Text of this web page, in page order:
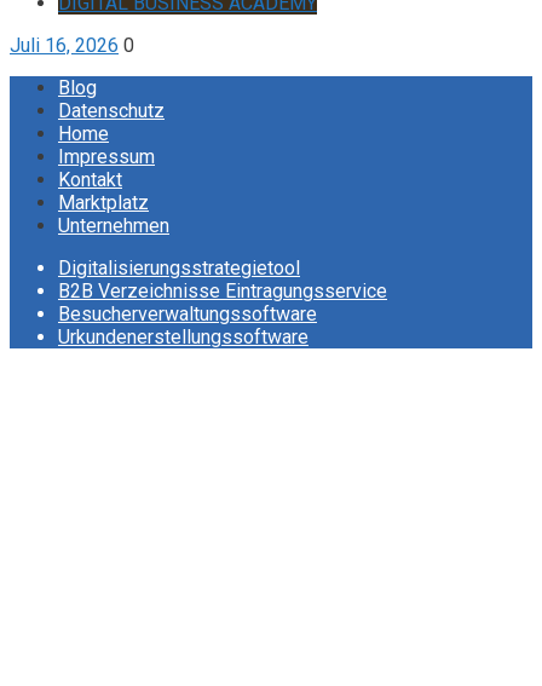
Juli 16, 2026 0
Blog
Datenschutz
Home
Impressum
Kontakt
Marktplatz
Unternehmen
Digitalisierungsstrategietool
B2B Verzeichnisse Eintragungsservice
Besucherverwaltungssoftware
Urkundenerstellungssoftware